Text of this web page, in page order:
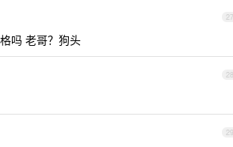
27
吗 老哥？狗头
28
29